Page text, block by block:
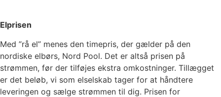
Elprisen
Med ”rå el” menes den timepris, der gælder på den
nordiske elbørs, Nord Pool. Det er altså prisen på
strømmen, før der tilføjes ekstra omkostninger. Tillægget
er det beløb, vi som elselskab tager for at håndtere
leveringen og sælge strømmen til dig. Prisen for